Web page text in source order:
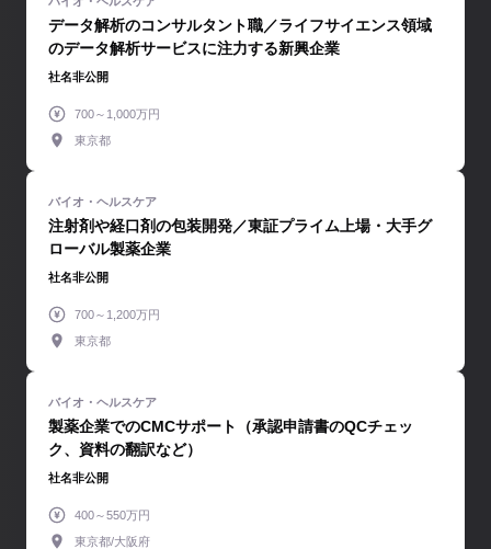
データ解析のコンサルタント職／ライフサイエンス領域
のデータ解析サービスに注力する新興企業
社名非公開
700～1,000万円
東京都
注射剤や経口剤の包装開発／東証プライム上場・大手グ
ローバル製薬企業
社名非公開
700～1,200万円
東京都
製薬企業でのCMCサポート（承認申請書のQCチェッ
ク、資料の翻訳など）
社名非公開
400～550万円
東京都/大阪府